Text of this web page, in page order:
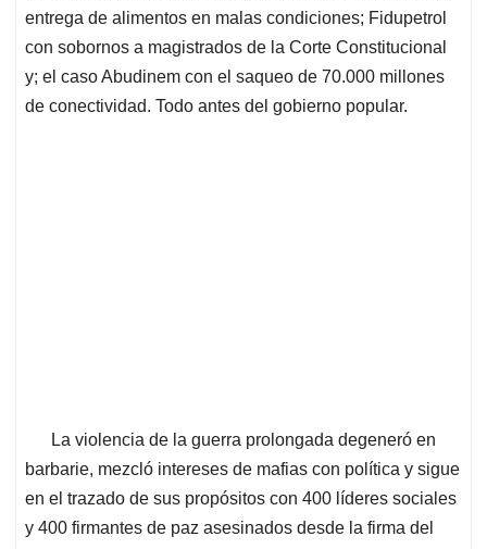
entrega de alimentos en malas condiciones; Fidupetrol
con sobornos a magistrados de la Corte Constitucional
y; el caso Abudinem con el saqueo de 70.000 millones
de conectividad. Todo antes del gobierno popular.
La violencia de la guerra prolongada degeneró en
barbarie, mezcló intereses de mafias con política y sigue
en el trazado de sus propósitos con 400 líderes sociales
y 400 firmantes de paz asesinados desde la firma del